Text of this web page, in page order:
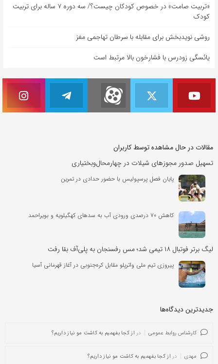
«تربیت صامت» در خصوص کودکان چیست؟/ سه دوره ۷ ساله برای تربیت
کودک
روشی نویدبخش برای مقابله با سرطان تهاجمی مغز
یائسگی زودرس با فشارخون بالا مرتبط است
مقالات در حال مشاهده توسط کاربران
تسهیل صدور مجوزهای شیلات در چهارمحال‌وبختیاری
پایان فصل پرسپولیس با حضور حدادی در تمرین
کاهش ۷۰ درصدی ورودی آب به سدهای کهگیلویه و بویراحمد
لیگ برتر فوتبال ۱۸ تیمی شد؛ مس رفسنجان به پلی‌آف بقا رفت
پیروزی تیم ملی واترپلو مقابل کره‌جنوبی در آغاز قهرمانی آسیا
جدیدترین دیدگاه‌‌ها
کارشناس روابط عمومی در از کجا بفهمیم به کاشت مو نیاز داریم؟
مهدی در از کجا بفهمیم به کاشت مو نیاز داریم؟